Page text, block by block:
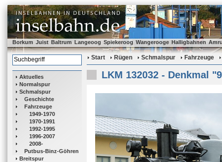
Borkum Juist Baltrum Langeoog Spiekeroog Wangerooge Halligbahnen
Aktuelles
Normalspur
Schmalspur
Geschichte
Fahrzeuge
1949-1970
1970-1991
1992-1995
1996-2007
2008-
Putbus-Binz-Göhren
Breitspur
Start Rügen Schmalspur Fahrzeuge
LKM 132032 - Denkmal